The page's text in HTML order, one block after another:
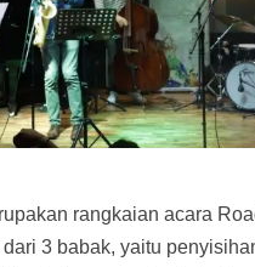
rangkaian acara
3 babak, yaitu